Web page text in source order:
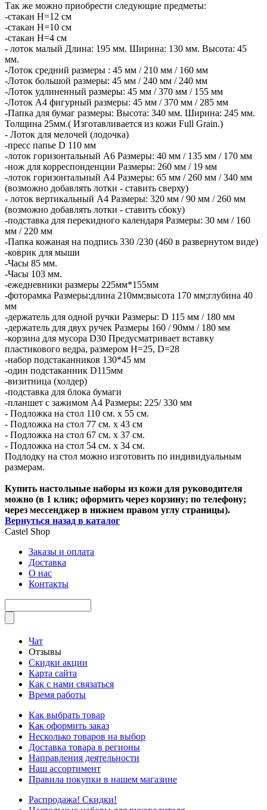
Так же можно приобрести следующие предметы:
-стакан Н=12 см
-стакан Н=10 см
-стакан Н=4 см
- лоток малый Длина: 195 мм. Ширина: 130 мм. Высота: 45
мм.
-Лоток средний размеры : 45 мм / 210 мм / 160 мм
-Лоток большой размеры: 45 мм / 240 мм / 240 мм
-Лоток удлиненный размеры: 45 мм / 370 мм / 155 мм
-Лоток А4 фигурный размеры: 45 мм / 370 мм / 285 мм
-Папка для бумаг размеры: Высота: 340 мм. Ширина: 245 мм.
Толщина 25мм.( Изготавливается из кожи Full Grain.)
- Лоток для мелочей (лодочка)
-пресс папье D 110 мм
-лоток горизонтальный А6 Размеры: 40 мм / 135 мм / 170 мм
-нож для корреспонденции Размеры: 260 мм / 19 мм
-лоток горизонтальный А4 Размеры: 65 мм / 260 мм / 340 мм
(возможно добавлять лотки - ставить сверху)
- лоток вертикальный А4 Размеры: 320 мм / 90 мм / 260 мм
(возможно добавлять лотки - ставить сбоку)
-подставка для перекидного календаря Размеры: 30 мм / 160
мм / 220 мм
-Папка кожаная на подпись 330 /230 (460 в развернутом виде)
-коврик для мыши
-Часы 85 мм.
-Часы 103 мм.
-ежедневники размеры 225мм*155мм
-фоторамка Размеры:длина 210мм;высота 170 мм;глубина 40
мм
-держатель для одной ручки Размеры: D 115 мм / 180 мм
-держатель для двух ручек Размеры 160 / 90мм / 180 мм
-корзина для мусора D30 Предусматривает вставку
пластикового ведра, размером H=25, D=28
-набор подстаканников 130*45 мм
-один подстаканник D115мм
-визитница (холдер)
-подставка для блока бумаги
-планшет с зажимом А4 Размеры: 225/ 330 мм
- Подложка на стол 110 см. х 55 см.
- Подложка на стол 77 см. х 43 см
- Подложка на стол 67 см. х 37 см.
- Подложка на стол 54 см. х 34 см.
Подлодку на стол можно изготовить по индивидуальным
размерам.
Купить настольные наборы из кожи для руководителя
можно (в 1 клик; оформить через корзину; по телефону;
через мессенджер в нижнем правом углу страницы).
Вернуться назад в каталог
Castel Shop
Заказы и оплата
Доставка
О нас
Контакты
Чат
Отзывы
Скидки акции
Карта сайта
Как с нами связаться
Время работы
Как выбрать товар
Как оформить заказ
Несколько товаров на выбор
Доставка товара в регионы
Направления деятельности
Наш ассортимент
Правила покупки в нашем магазине
Распродажа! Скидки!